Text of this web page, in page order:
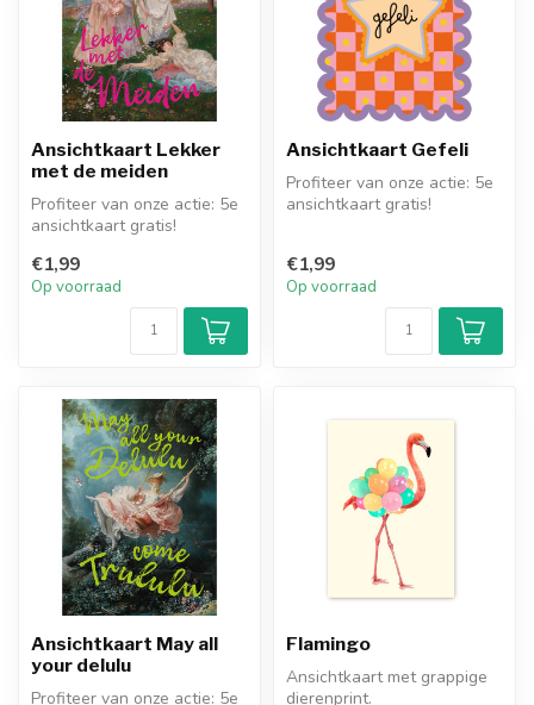
Ansichtkaart Lekker
met de meiden
Profiteer van onze actie: 5e
ansichtkaart gratis!
€1,99
Op voorraad
Ansichtkaart Gefeli
Profiteer van onze actie: 5e
ansichtkaart gratis!
€1,99
Op voorraad
Ansichtkaart May all
your delulu
Profiteer van onze actie: 5e
Flamingo
Ansichtkaart met grappige
dierenprint.